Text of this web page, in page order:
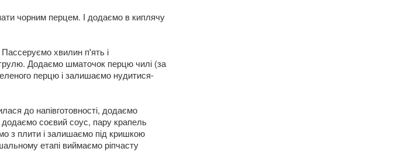
чорним перцем. І додаємо в киплячу
хвилин п'ять і
Додаємо шматочок перцю чилі (за
перцю і залишаємо нудитися-
до напівготовності, додаємо
додаємо соєвий соус, пару крапель
з плити і залишаємо під кришкою
етапі виймаємо ріпчасту